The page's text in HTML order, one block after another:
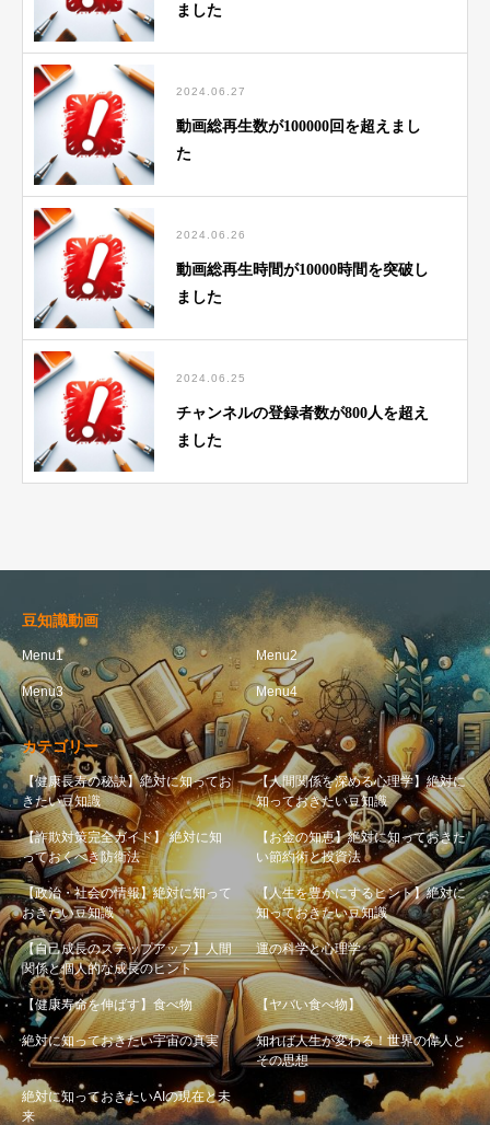
ました
2024.06.27
動画総再生数が100000回を超えまし
た
2024.06.26
動画総再生時間が10000時間を突破し
ました
2024.06.25
チャンネルの登録者数が800人を超え
ました
豆知識動画
Menu1 Menu2
Menu3 Menu4
カテゴリー
【健康長寿の秘訣】絶対に知ってお
きたい豆知識
【人間関係を深める心理学】絶対に
知っておきたい豆知識
【詐欺対策完全ガイド】 絶対に知
っておくべき防衛法
【お金の知恵】絶対に知っておきた
い節約術と投資法
【政治・社会の情報】絶対に知って
おきたい豆知識
【人生を豊かにするヒント】絶対に
知っておきたい豆知識
【自己成長のステップアップ】人間
関係と個人的な成長のヒント
運の科学と心理学
【健康寿命を伸ばす】食べ物 【ヤバい食べ物】
絶対に知っておきたい宇宙の真実
知れば人生が変わる！世界の偉人と
その思想
絶対に知っておきたいAIの現在と未
来